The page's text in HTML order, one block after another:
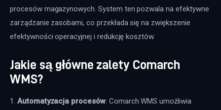
procesów magazynowych. System ten pozwala na efektywne
zarządzanie zasobami, co przekłada się na zwiększenie
efektywności operacyjnej i redukcję kosztów.
Jakie są główne zalety Comarch
WMS?
1. Automatyzacja procesów: Comarch WMS umożliwia